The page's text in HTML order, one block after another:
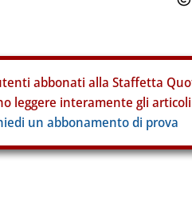
abbonati alla Staffetta
leggere interamente gli
un abbonamento di prova